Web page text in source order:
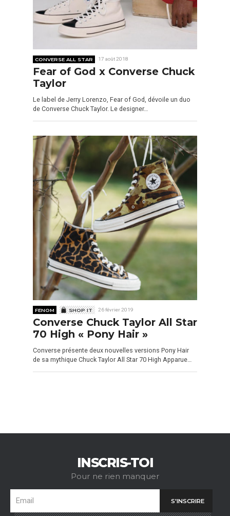
CONVERSE ALL STAR 17 août 2018
Fear of God x Converse Chuck
Taylor
Le label de Jerry Lorenzo, Fear of God, dévoile un duo
de Converse Chuck Taylor. Le designer…
FENOM SHOP IT 26 février 2019
Converse Chuck Taylor All Star
70 High « Pony Hair »
Converse présente deux nouvelles versions Pony Hair
de sa mythique Chuck Taylor All Star 70 High Apparue…
INSCRIS-TOI
Pour ne rien manquer